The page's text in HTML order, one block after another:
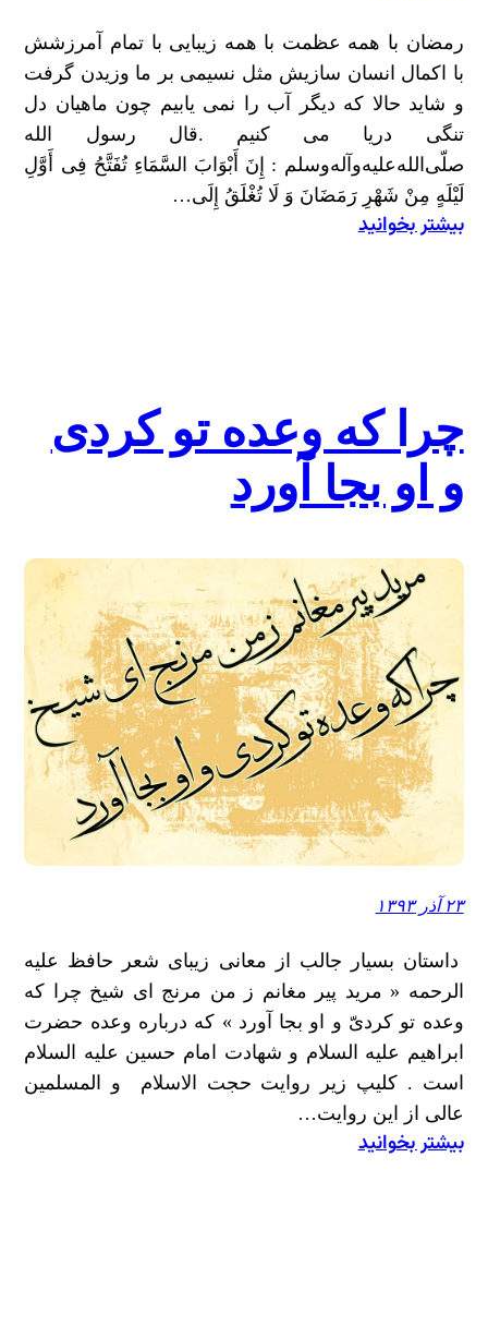
رمضان با همه عظمت با همه زیبایی با تمام آمرزشش
با اکمال انسان سازیش مثل نسیمی بر ما وزیدن گرفت
و شاید حالا که دیگر آب را نمی یابیم چون ماهیان دل
تنگی دریا می کنیم .قال رسول الله
صلّی‌الله‌علیه‌وآله‌وسلم : إِنَ أَبْوَابَ السَّمَاءِ تُفَتَّحُ فِی أَوَّلِ
لَیْلَهٍ مِنْ شَهْرِ رَمَضَانَ وَ لَا تُغْلَقُ إِلَى…
بیشتر بخوانید
:
چرا که وعده تو کردی
و او بجا آورد
۲۳ آذر ۱۳۹۳
داستان بسیار جالب از معانی زیبای شعر حافظ علیه
الرحمه « مرید پیر مغانم ز من مرنج اى شیخ چرا که
وعده تو کردىّ و او بجا آورد » که درباره وعده حضرت
ابراهیم علیه السلام و شهادت امام حسین علیه السلام
است . کلیپ زیر روایت حجت الاسلام و المسلمین
عالی از این روایت…
بیشتر بخوانید
: